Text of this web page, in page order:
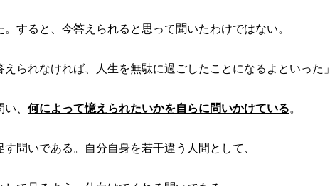
すると、今答えられると思って聞いたわけではない。
られなければ、人生を無駄に過ごしたことになるよといった」
、 何によって憶えられたいかを自らに問いかけている。
問いである。自分自身を若干違う人間として、